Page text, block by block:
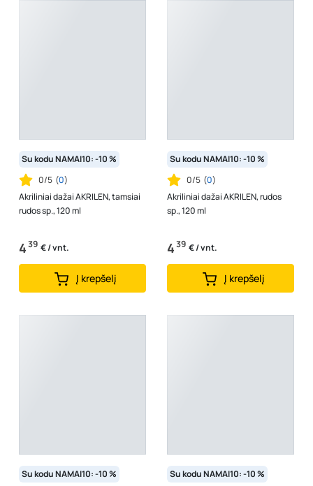
Su kodu NAMAI10: -10 %
0/5 (0)
Akriliniai dažai AKRILEN, tamsiai
rudos sp., 120 ml
439 € / vnt.
Į krepšelį
Su kodu NAMAI10: -10 %
0/5 (0)
Akriliniai dažai AKRILEN, rudos
sp., 120 ml
439 € / vnt.
Į krepšelį
Su kodu NAMAI10: -10 %
Su kodu NAMAI10: -10 %